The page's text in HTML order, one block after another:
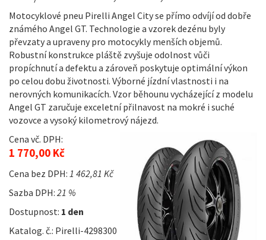
Motocyklové pneu Pirelli Angel City se přímo odvíjí od dobře
známého Angel GT. Technologie a vzorek dezénu byly
převzaty a upraveny pro motocykly menších objemů.
Robustní konstrukce pláště zvyšuje odolnost vůči
propíchnutí a defektu a zároveň poskytuje optimální výkon
po celou dobu životnosti. Výborné jízdní vlastnosti i na
nerovných komunikacích. Vzor běhounu vycházející z modelu
Angel GT zaručuje exceletní přilnavost na mokré i suché
vozovce a vysoký kilometrový nájezd.
Cena vč. DPH:
1 770,00 Kč
Cena bez DPH: 1 462,81 Kč
Sazba DPH: 21 %
Dostupnost: 1 den
Katalog. č.: Pirelli-4298300